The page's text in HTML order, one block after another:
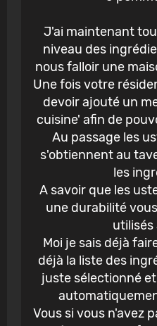
J'ai maintenant
niveau des
nous falloir une
Une fois votre
devoir ajouté un
cuisine' afin de
Au passage les
s'obtiennent au
les
A savoir que les
une durabilité
utilisés
Moi je sais déjà
déjà la liste des
juste sélectionné
Vous si vous n'avez